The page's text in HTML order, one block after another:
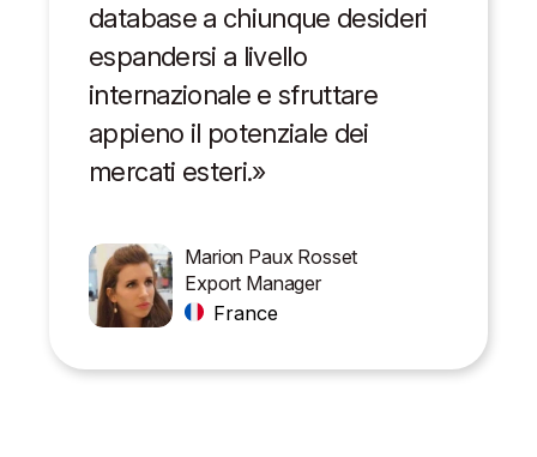
database a chiunque desideri
espandersi a livello
internazionale e sfruttare
appieno il potenziale dei
mercati esteri.»
Marion Paux Rosset
Export Manager
France